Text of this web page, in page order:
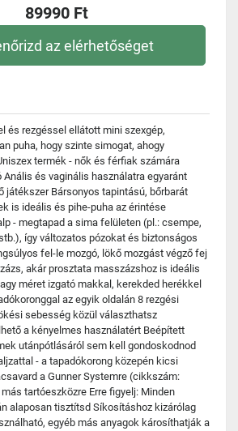
89990 Ft
az elérhetőséget
és rezgéssel ellátott mini szexgép,
puha, hogy szinte simogat, ahogy
termék - nők és férfiak számára
Anális és vaginális használatra egyaránt
játékszer Bársonyos tapintású, bőrbarát
is ideális és pihe-puha az érintése
- megtapad a sima felületen (pl.: csempe,
így változatos pózokat és biztonságos
fel-le mozgó, lökő mozgást végző fej
akár prosztata masszázshoz is ideális
méret izgató makkal, kerekded herékkel
az egyik oldalán 8 rezgési
sebesség közül választhatsz
a kényelmes használatért Beépített
utánpótlásáról sem kell gondoskodnod
- a tapadókorong közepén kicsi
a Gunner Systemre (cikkszám:
tartóeszközre Erre figyelj: Minden
alaposan tisztítsd Síkosításhoz kizárólag
egyéb más anyagok károsíthatják a